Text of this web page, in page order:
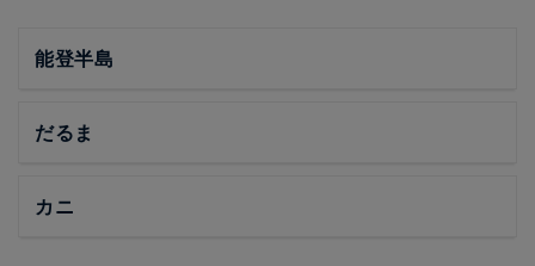
能登半島
だるま
カニ